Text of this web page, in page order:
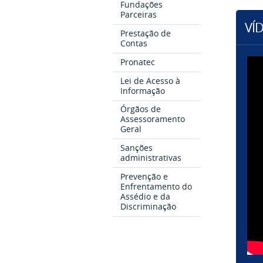
Fundações
Parceiras
Prestação de
Contas
Pronatec
Lei de Acesso à
Informação
Órgãos de
Assessoramento
Geral
Sanções
administrativas
Prevenção e
Enfrentamento do
Assédio e da
Discriminação